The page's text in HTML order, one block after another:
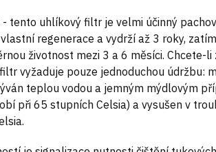
- tento uhlíkový filtr je velmi účinný
regenerace a vydrží až 3 roky,
životnost mezi 3 a 6 měsíci. Chcete-
vyžaduje pouze jednoduchou údržbu:
teplou vodou a jemným mýdlovým
při 65 stupních Celsia) a vysušen v